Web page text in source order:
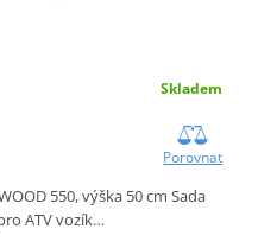
Skladem
Porovnat
550, výška 50 cm Sada
ATV vozík…